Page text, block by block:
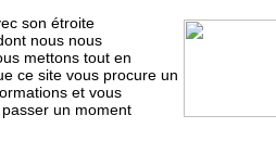
son étroite
nous nous
mettons tout en
ce site vous procure un
et vous
un moment